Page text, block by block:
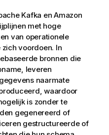
Kafka en Amazon
met hoge
van operationele
voordoen. In
bronnen die
leveren
naarmate
waardoor
is zonder te
gegenereerd of
gestructureerde of